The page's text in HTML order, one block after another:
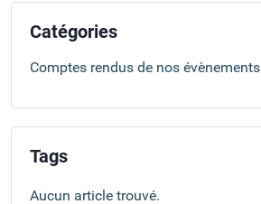
Catégories
Comptes rendus de nos évènements
Tags
Aucun article trouvé.